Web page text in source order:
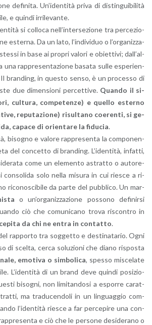
de­fi­ni­ta. Un’i­den­ti­tà priva di di­stin­gui­bi­li­tà
e quin­di ir­ri­le­van­te.
si col­lo­ca nel­l’in­ter­se­zio­ne tra per­ce­zio­
ester­na. Da un lato, l’in­di­vi­duo o l’or­ga­niz­za­
in base ai pro­pri va­lo­ri e obiet­ti­vi; dal­l’al­
una rap­pre­sen­ta­zio­ne ba­sa­ta sulle espe­rien­
bran­ding, in que­sto senso, è un pro­ces­so di
due di­men­sio­ni per­cet­ti­ve. Quan­do il si­
cul­tu­ra, com­pe­ten­ze) e quel­lo ester­no
re­pu­ta­zio­ne) ri­sul­ta­no coe­ren­ti, si ge­
ca­pa­ce di orien­ta­re la fi­du­cia.
bi­so­gno e va­lo­re rap­pre­sen­ta la com­po­nen­
del con­cet­to di bran­ding. L’i­den­ti­tà, in­fat­ti,
come un ele­men­to astrat­to o au­to­re­
con­so­li­da solo nella mi­su­ra in cui rie­sce a ri­
ri­co­no­sci­bi­le da parte del pub­bli­co. Un mar­
o un’or­ga­niz­za­zio­ne pos­so­no de­fi­nir­si
ciò che co­mu­ni­ca­no trova ri­scon­tro in
da chi ne entra in con­tat­to.
rap­por­to tra sog­get­to e de­sti­na­ta­rio. Ogni
di scel­ta, cerca so­lu­zio­ni che diano ri­spo­sta
emo­ti­va o sim­bo­li­ca, spes­so mi­sce­la­te
L’i­den­ti­tà di un brand deve quin­di po­si­zio­
bi­so­gni, non li­mi­tan­do­si a espor­re ca­rat­
ma tra­du­cen­do­li in un lin­guag­gio com­
l’i­den­ti­tà rie­sce a far per­ce­pi­re una con­
e ciò che le per­so­ne de­si­de­ra­no o